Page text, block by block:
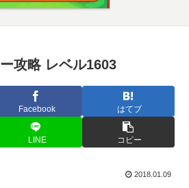
攻略 レベル1603
Facebook はてブ
LINE コピー
2018.01.09